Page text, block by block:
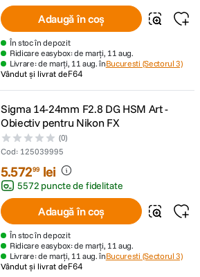
Adaugă în coș
În stoc în depozit
Ridicare easybox: de marți, 11 aug.
Livrare: de marți, 11 aug. înBucuresti (Sectorul 3)
Vândut și livrat deF64
Sigma 14-24mm F2.8 DG HSM Art -
Obiectiv pentru Nikon FX
(0)
Cod: 125039995
5.57299 lei
5572 puncte de fidelitate
Adaugă în coș
În stoc în depozit
Ridicare easybox: de marți, 11 aug.
Livrare: de marți, 11 aug. înBucuresti (Sectorul 3)
Vândut și livrat deF64